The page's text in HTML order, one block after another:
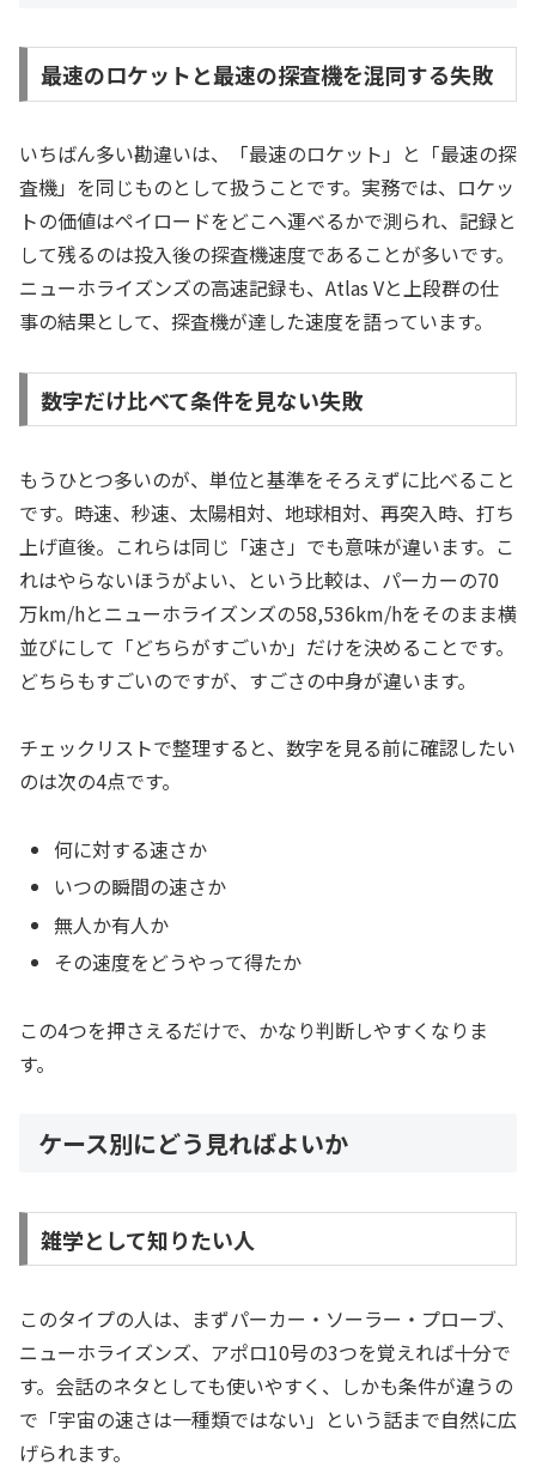
最速のロケットと最速の探査機を混同する失敗
いちばん多い勘違いは、「最速のロケット」と「最速の探
査機」を同じものとして扱うことです。実務では、ロケッ
トの価値はペイロードをどこへ運べるかで測られ、記録と
して残るのは投入後の探査機速度であることが多いです。
ニューホライズンズの高速記録も、Atlas Vと上段群の仕
事の結果として、探査機が達した速度を語っています。
数字だけ比べて条件を見ない失敗
もうひとつ多いのが、単位と基準をそろえずに比べること
です。時速、秒速、太陽相対、地球相対、再突入時、打ち
上げ直後。これらは同じ「速さ」でも意味が違います。こ
れはやらないほうがよい、という比較は、パーカーの70
万km/hとニューホライズンズの58,536km/hをそのまま横
並びにして「どちらがすごいか」だけを決めることです。
どちらもすごいのですが、すごさの中身が違います。
チェックリストで整理すると、数字を見る前に確認したい
のは次の4点です。
何に対する速さか
いつの瞬間の速さか
無人か有人か
その速度をどうやって得たか
この4つを押さえるだけで、かなり判断しやすくなりま
す。
ケース別にどう見ればよいか
雑学として知りたい人
このタイプの人は、まずパーカー・ソーラー・プローブ、
ニューホライズンズ、アポロ10号の3つを覚えれば十分で
す。会話のネタとしても使いやすく、しかも条件が違うの
で「宇宙の速さは一種類ではない」という話まで自然に広
げられます。